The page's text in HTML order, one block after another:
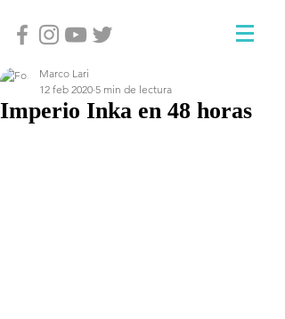
Imperio Inka en 48 horas
Marco Lari
12 feb 2020 5 min de lectura